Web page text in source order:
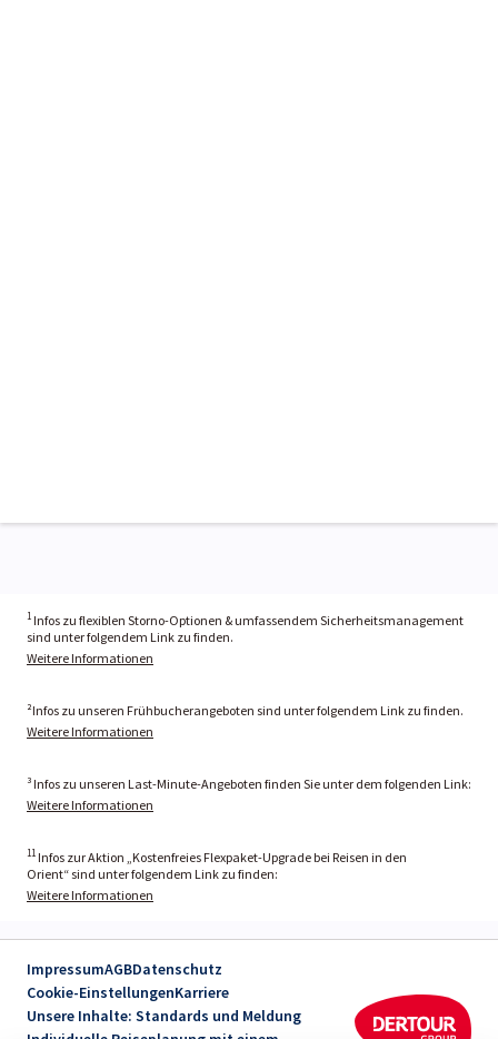
1 Infos zu flexiblen Storno-Optionen & umfassendem Sicherheitsmanagement
sind unter folgendem Link zu finden.
Weitere Informationen
²Infos zu unseren Frühbucherangeboten sind unter folgendem Link zu finden.
Weitere Informationen
³ Infos zu unseren Last-Minute-Angeboten finden Sie unter dem folgenden Link:
Weitere Informationen
11 Infos zur Aktion „Kostenfreies Flexpaket-Upgrade bei Reisen in den
Orient“ sind unter folgendem Link zu finden:
Weitere Informationen
ImpressumAGBDatenschutz
Cookie-EinstellungenKarriere
Unsere Inhalte: Standards und Meldung